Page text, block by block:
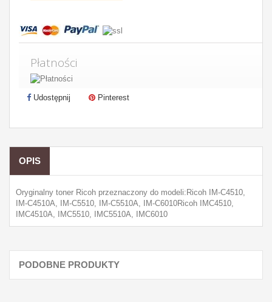
Płatności
Udostępnij Pinterest
OPIS
Oryginalny toner Ricoh przeznaczony do modeli:Ricoh IM-C4510,
IM-C4510A, IM-C5510, IM-C5510A, IM-C6010Ricoh IMC4510,
IMC4510A, IMC5510, IMC5510A, IMC6010
PODOBNE PRODUKTY